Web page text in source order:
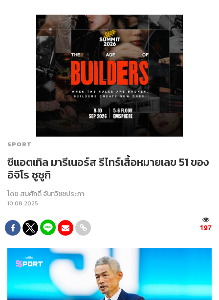
SPORT
ซีแอตเทิล มารีเนอร์ส รีไทร์เสื้อหมายเลข 51 ของ
อิจิโร ซูซูกิ
โดย สมศักดิ์ จันทวิชชประภา
10.08.2025
197